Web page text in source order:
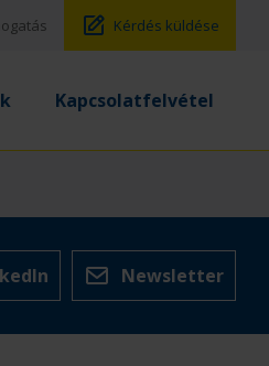
Kérdés küldése
Kapcsolatfelvétel
Newsletter